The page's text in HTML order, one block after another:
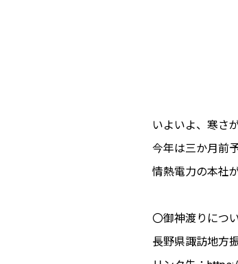
いよいよ、寒さ
今年は三か月前
情熱電力の本社
〇御神渡りにつ
長野県諏訪地方